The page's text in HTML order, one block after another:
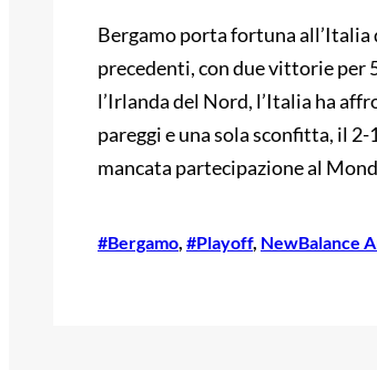
Bergamo porta fortuna
precedenti, con due vittorie per
l’Irlanda del Nord, l’Italia ha
pareggi e una sola sconfitta, il
mancata partecipazione al
#Bergamo, #Playoff, NewBalance